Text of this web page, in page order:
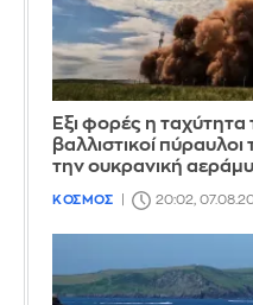
Έξι φορές η ταχύτητα
βαλλιστικοί
την ουκρανική
ΚΟΣΜΟΣ 20:02,